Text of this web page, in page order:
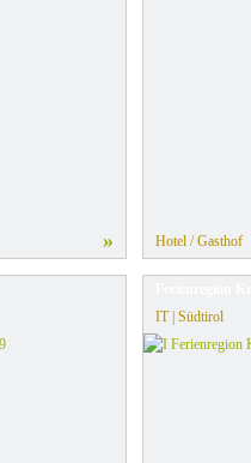
» Hotel / Gasthof
IT | Südtirol